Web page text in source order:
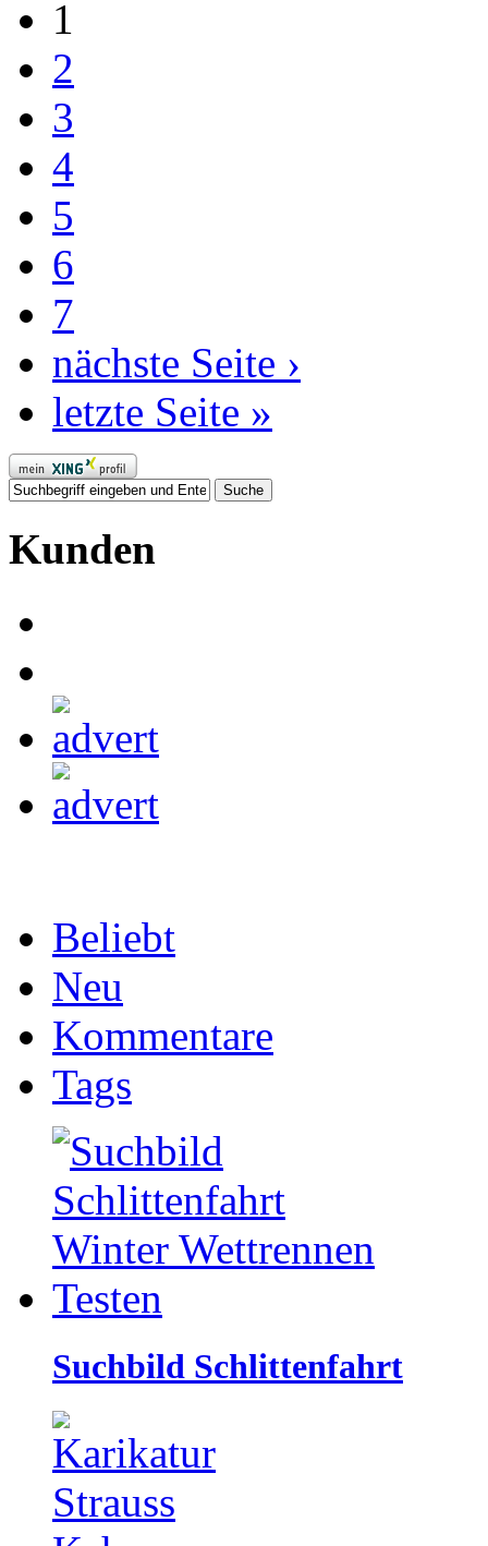
Seiten
1
2
3
4
5
6
7
nächste Seite ›
letzte Seite »
Kunden
Beliebt
Neu
Kommentare
Tags
Suchbild Schlittenfahrt